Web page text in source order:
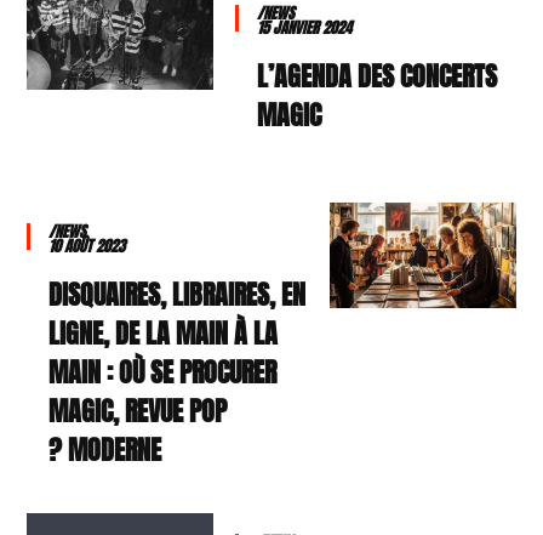
/NEWS
15 JANVIER 2024
L’AGENDA DES CONCERTS
MAGIC
/NEWS
10 AOÛT 2023
DISQUAIRES, LIBRAIRES, EN
LIGNE, DE LA MAIN À LA
MAIN : OÙ SE PROCURER
MAGIC, REVUE POP
MODERNE ?